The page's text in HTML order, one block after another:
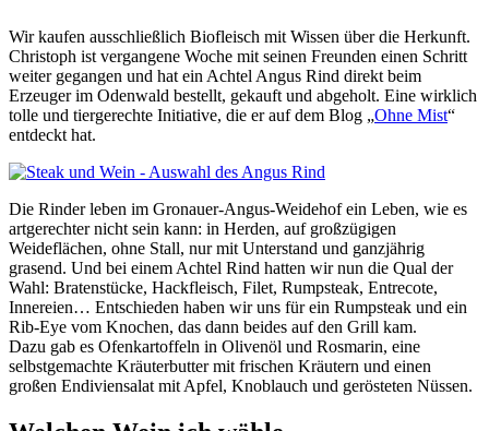
Wir kaufen ausschließlich Biofleisch mit Wissen über die Herkunft.
Christoph ist vergangene Woche mit seinen Freunden einen Schritt
weiter gegangen und hat ein Achtel Angus Rind direkt beim
Erzeuger im Odenwald bestellt, gekauft und abgeholt. Eine wirklich
tolle und tiergerechte Initiative, die er auf dem Blog „Ohne Mist“
entdeckt hat.
Die Rinder leben im Gronauer-Angus-Weidehof ein Leben, wie es
artgerechter nicht sein kann: in Herden, auf großzügigen
Weideflächen, ohne Stall, nur mit Unterstand und ganzjährig
grasend. Und bei einem Achtel Rind hatten wir nun die Qual der
Wahl: Bratenstücke, Hackfleisch, Filet, Rumpsteak, Entrecote,
Innereien… Entschieden haben wir uns für ein Rumpsteak und ein
Rib-Eye vom Knochen, das dann beides auf den Grill kam.
Dazu gab es Ofenkartoffeln in Olivenöl und Rosmarin, eine
selbstgemachte Kräuterbutter mit frischen Kräutern und einen
großen Endiviensalat mit Apfel, Knoblauch und gerösteten Nüssen.